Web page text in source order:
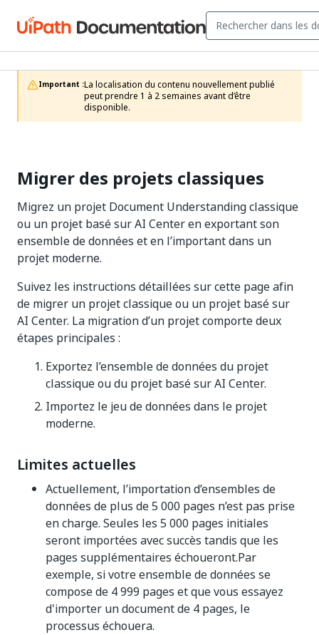
Important :La localisation du contenu nouvellement publié
peut prendre 1 à 2 semaines avant d’être
disponible.
Migrer des projets classiques
Migrez un projet Document Understanding classique
ou un projet basé sur AI Center en exportant son
ensemble de données et en l’important dans un
projet moderne.
Suivez les instructions détaillées sur cette page afin
de migrer un projet classique ou un projet basé sur
AI Center. La migration d’un projet comporte deux
étapes principales :
Exportez l’ensemble de données du projet
classique ou du projet basé sur AI Center.
Importez le jeu de données dans le projet
moderne.
Limites actuelles
Actuellement, l’importation d’ensembles de
données de plus de 5 000 pages n’est pas prise
en charge. Seules les 5 000 pages initiales
seront importées avec succès tandis que les
pages supplémentaires échoueront.Par
exemple, si votre ensemble de données se
compose de 4 999 pages et que vous essayez
d'importer un document de 4 pages, le
processus échouera.